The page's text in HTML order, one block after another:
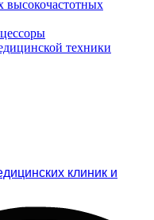
высокочастотных
техники
клиник и